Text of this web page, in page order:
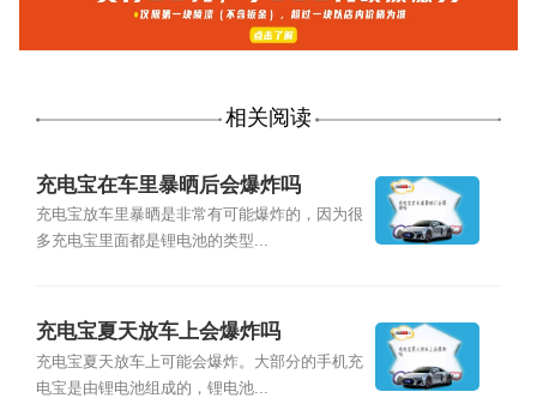
相关阅读
充电宝在车里暴晒后会爆炸吗
充电宝放车里暴晒是非常有可能爆炸的，因为很
多充电宝里面都是锂电池的类型...
充电宝夏天放车上会爆炸吗
充电宝夏天放车上可能会爆炸。大部分的手机充
电宝是由锂电池组成的，锂电池...